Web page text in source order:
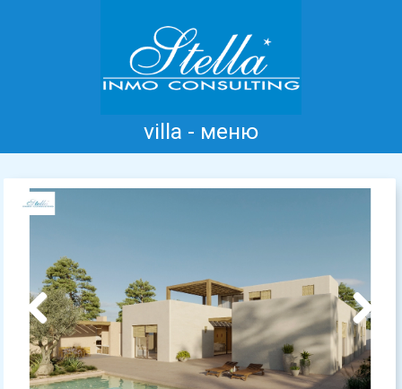
villa - меню
Главная Коста Бланка Продажа
Аренда
Previous Next